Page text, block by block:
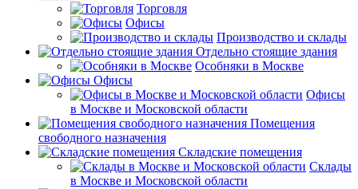
Торговля
Офисы
Производство и склады
Отдельно стоящие здания
Особняки в Москве
Офисы
Офисы
в Москве и Московской области
Помещения
свободного назначения
Складские помещения
Склады
в Москве и Московской области